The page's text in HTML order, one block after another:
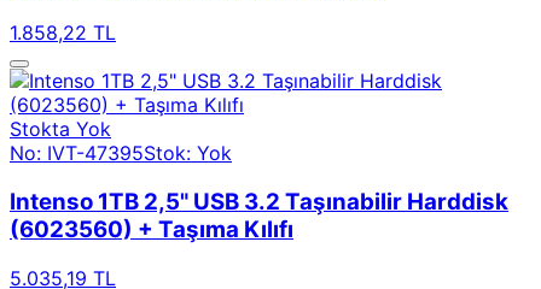
1.858,22 TL
Stokta Yok
No: IVT-47395Stok: Yok
Intenso 1TB 2,5" USB 3.2 Taşınabilir Harddisk
(6023560) + Taşıma Kılıfı
5.035,19 TL